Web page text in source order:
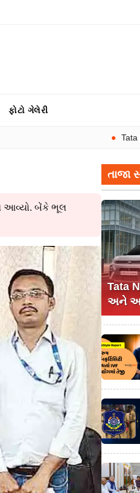
ફોટો ગેલેરી
Tata
આવ્યો. બેંકે ભૂલ
તાજા
Tata
અને